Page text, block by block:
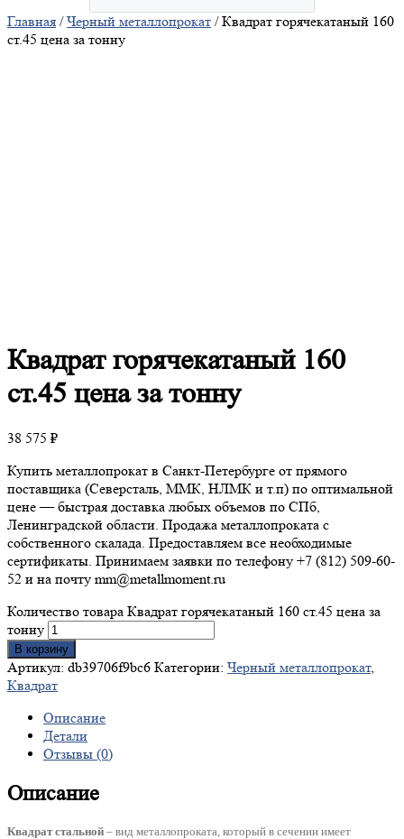
Главная /Черный металлопрокат / Квадрат горячекатаный 160
ст.45 цена за тонну
Квадратгорячекатаный 160
ст.45 цена за тонну
38 575 ₽
Купить металлопрокат в Санкт-Петербурге от прямого
поставщика (Северсталь, ММК, НЛМК и т.п) по оптимальной
цене — быстрая доставка любых объемов по СПб,
Ленинградской области. Продажа металлопроката с
собственного скалада. Предоставляем все необходимые
сертификаты. Принимаем заявки по телефону +7 (812) 509-60-
52 и на почту mm@metallmoment.ru
Количество товара Квадрат горячекатаный 160 ст.45 цена за
тонну
В корзину
Артикул: db39706f9bc6 Категории: Черный металлопрокат,
Квадрат
Описание
Детали
Отзывы (0)
Описание
Квадрат стальной – вид металлопроката, который в сечении имеет